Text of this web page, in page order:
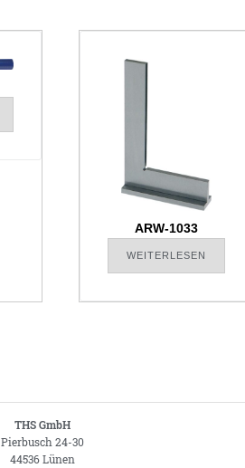
ARW-1033
WEITERLESEN
THS GmbH
Pierbusch 24-30
44536 Lünen